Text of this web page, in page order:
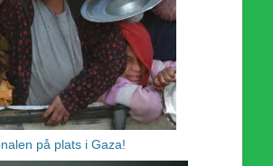
på plats i Gaza!